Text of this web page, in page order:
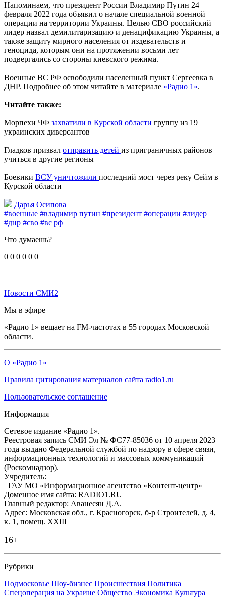
Напоминаем, что президент России Владимир Путин 24
февраля 2022 года объявил о начале специальной военной
операции на территории Украины. Целью СВО российский
лидер назвал демилитаризацию и денацификацию Украины, а
также защиту мирного населения от издевательств и
геноцида, которым они на протяжении восьми лет
подвергались со стороны киевского режима.
Военные ВС РФ освободили населенный пункт Сергеевка в
ДНР. Подробнее об этом читайте в материале «Радио 1».
Читайте также:
Морпехи ЧФ захватили в Курской области группу из 19
украинских диверсантов
Гладков призвал отправить детей из приграничных районов
учиться в другие регионы
Боевики ВСУ уничтожили последний мост через реку Сейм в
Курской области
Дарья Осипова
#военные #владимир путин #президент #операции #лидер
#днр #сво #вс рф
Что думаешь?
0 0 0 0 0 0
Новости СМИ2
Мы в эфире
«Радио 1» вещает на FM-частотах в 55 городах Московской
области.
О «Радио 1»
Правила цитирования материалов сайта radio1.ru
Пользовательское соглашение
Информация
Сетевое издание «Радио 1».
Реестровая запись СМИ Эл № ФС77-85036 от 10 апреля 2023
года выдано Федеральной службой по надзору в сфере связи,
информационных технологий и массовых коммуникаций
(Роскомнадзор).
Учредитель:
ГАУ МО «Информационное агентство «Контент-центр»
Доменное имя сайта: RADIO1.RU
Главный редактор: Аванесян Д.А.
Адрес: Московская обл., г. Красногорск, б-р Строителей, д. 4,
к. 1, помещ. XXIII
16+
Рубрики
Подмосковье Шоу-бизнес Происшествия Политика
Спецоперация на Украине Общество Экономика Культура